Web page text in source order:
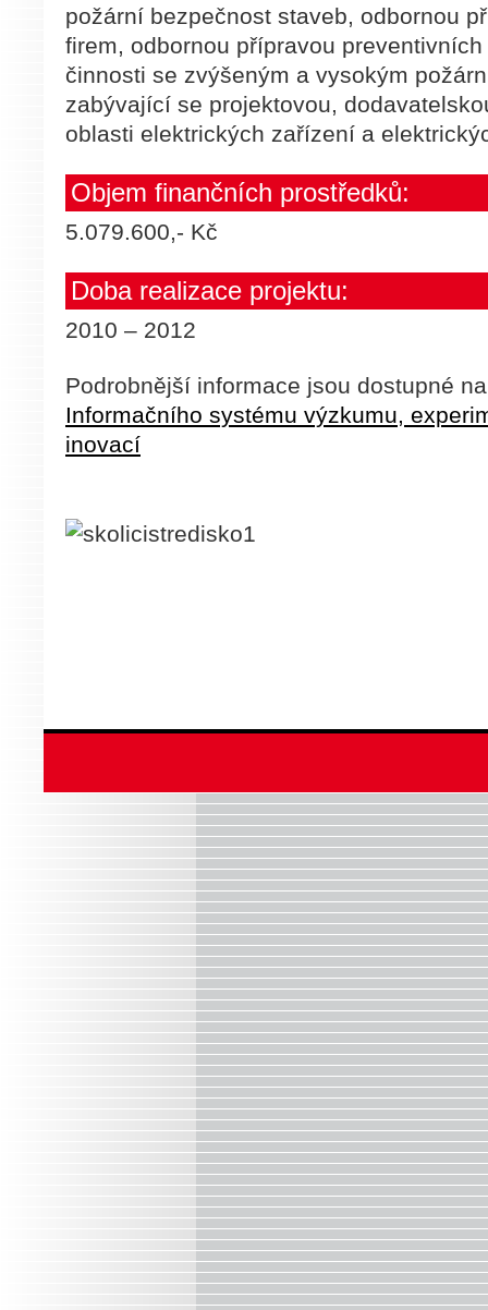
požární bezpečnost staveb, odbornou
firem, odbornou přípravou
činnosti se zvýšeným a vysokým
zabývající se projektovou,
oblasti elektrických zařízení a
Objem finančních prostředků:
5.079.600,- Kč
Doba realizace projektu:
2010 – 2012
Podrobnější informace jsou dostupné
Informačního systému výzkumu,
inovací